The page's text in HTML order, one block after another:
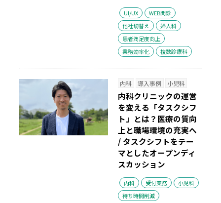
UI/UX
WEB問診
他社切替え
婦人科
患者満足度向上
業務効率化
複数診療科
内科 導入事例 小児科
内科クリニックの運営
を変える「タスクシフ
ト」とは？ 医療の質向
上と職場環境の充実へ
/ タスクシフトをテー
マとしたオープンディ
スカッション
内科 受付業務
小児科
待ち時間削減